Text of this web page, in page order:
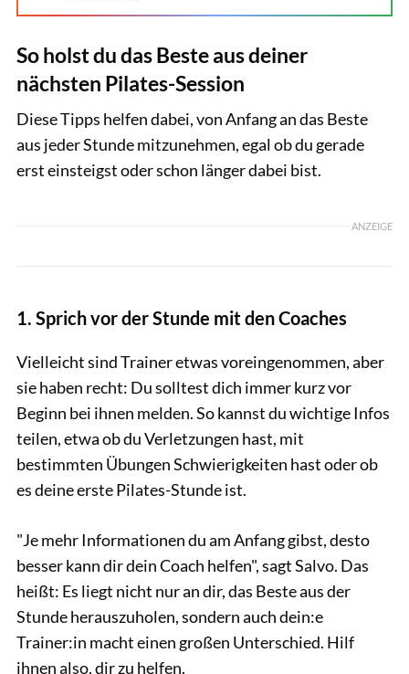
So holst du das Beste aus deiner
nächsten Pilates-Session
Diese Tipps helfen dabei, von Anfang an das Beste
aus jeder Stunde mitzunehmen, egal ob du gerade
erst einsteigst oder schon länger dabei bist.
ANZEIGE
1. Sprich vor der Stunde mit den Coaches
Vielleicht sind Trainer etwas voreingenommen, aber
sie haben recht: Du solltest dich immer kurz vor
Beginn bei ihnen melden. So kannst du wichtige Infos
teilen, etwa ob du Verletzungen hast, mit
bestimmten Übungen Schwierigkeiten hast oder ob
es deine erste Pilates-Stunde ist.
"Je mehr Informationen du am Anfang gibst, desto
besser kann dir dein Coach helfen", sagt Salvo. Das
heißt: Es liegt nicht nur an dir, das Beste aus der
Stunde herauszuholen, sondern auch dein:e
Trainer:in macht einen großen Unterschied. Hilf
ihnen also, dir zu helfen.